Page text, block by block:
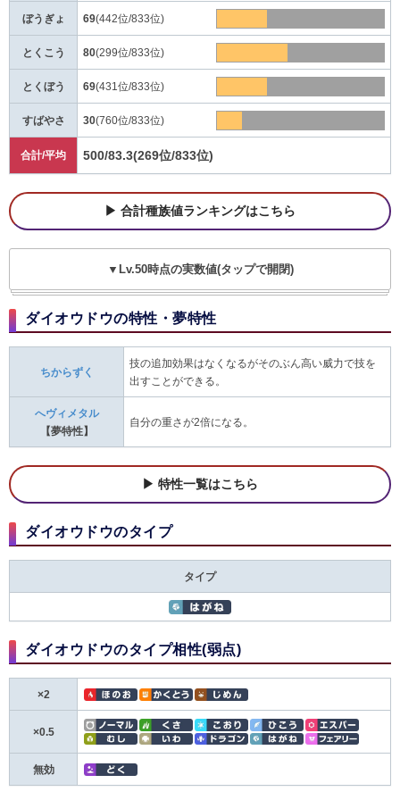
ぼうぎょ 69(442位/833位)
とくこう 80(299位/833位)
とくぼう 69(431位/833位)
すばやさ 30(760位/833位)
合計/平均 500/83.3(269位/833位)
合計種族値ランキングはこちら
▼Lv.50時点の実数値(タップで開閉)
ダイオウドウの特性・夢特性
ちからずく
技の追加効果はなくなるがそのぶん高い威力で技を
出すことができる。
へヴィメタル
【夢特性】
自分の重さが2倍になる。
特性一覧はこちら
ダイオウドウのタイプ
タイプ
ダイオウドウのタイプ相性(弱点)
×2
×0.5
無効